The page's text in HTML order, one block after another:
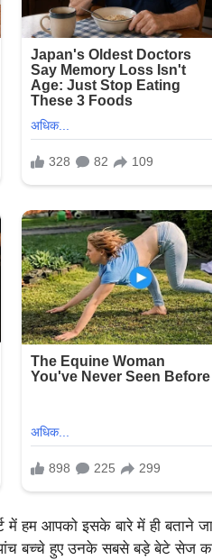
में हम आपको इसके बारे में ही बताने
बच्चे हुए उनके सबसे बड़े बेटे सेज